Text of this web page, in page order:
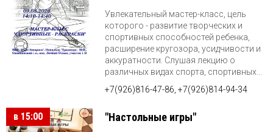
Увлекательный мастер-класс, цель
которого - развитие творческих и
спортивных способностей ребенка,
расширение кругозора, усидчивости и
аккуратности. Слушая лекцию о
различных видах спорта, спортивных...
+7(926)816-47-86, +7(926)814-94-34
в 15:00 "Настольные игры"